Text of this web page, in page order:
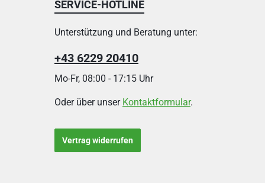
SERVICE-HOTLINE
Unterstützung und Beratung unter:
+43 6229 20410
Mo-Fr, 08:00 - 17:15 Uhr
Oder über unser Kontaktformular.
Vertrag widerrufen